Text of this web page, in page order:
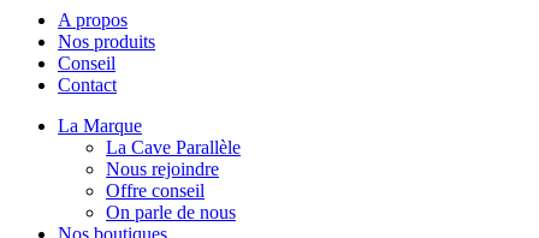
A propos
Nos produits
Conseil
Contact
La Marque
La Cave Parallèle
Nous rejoindre
Offre conseil
On parle de nous
Nos boutiques